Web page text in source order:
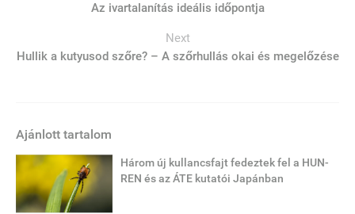
Az ivartalanítás ideális időpontja
Next
Hullik a kutyusod szőre? – A szőrhullás okai és megelőzése
Ajánlott tartalom
Három új kullancsfajt fedeztek fel a HUN-
REN és az ÁTE kutatói Japánban